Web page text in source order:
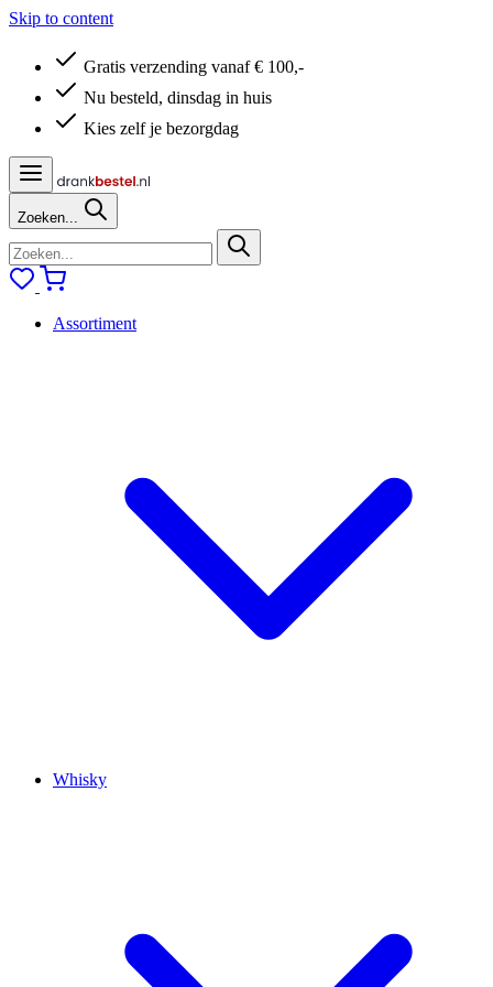
Skip to content
Gratis verzending vanaf € 100,-
Nu besteld, dinsdag in huis
Kies zelf je bezorgdag
Zoeken...
Assortiment
Whisky